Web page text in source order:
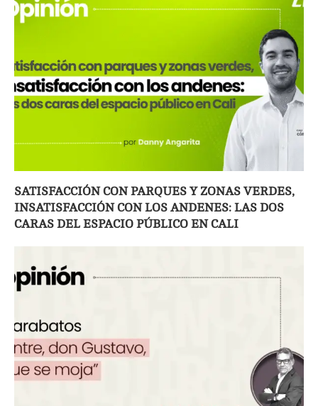
SATISFACCIÓN CON PARQUES Y ZONAS VERDES,
INSATISFACCIÓN CON LOS ANDENES: LAS DOS
CARAS DEL ESPACIO PÚBLICO EN CALI